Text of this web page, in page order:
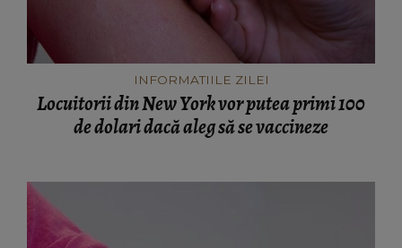
INFORMATIILE ZILEI
Locuitorii din New York vor putea primi 100
de dolari dacă aleg să se vaccineze